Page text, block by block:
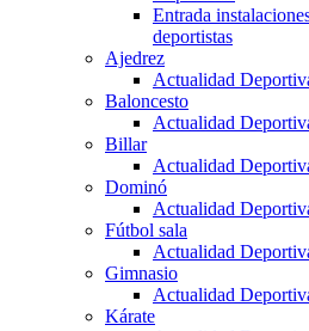
Entrada
deportistas
Ajedrez
Actualidad
Baloncesto
Actualidad
Billar
Actualidad
Dominó
Actualidad
Fútbol sala
Actualidad
Gimnasio
Actualidad
Kárate